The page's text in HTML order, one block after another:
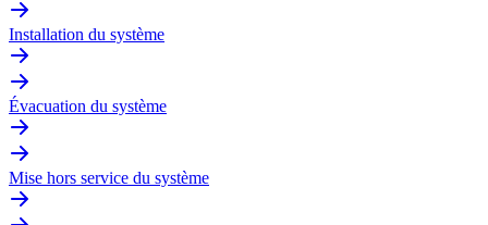
Installation du système
Évacuation du système
Mise hors service du système